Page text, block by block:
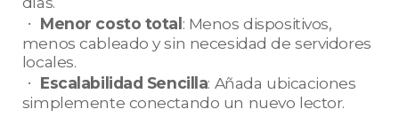
ㆍ Menor costo total : Menos dispositivos,
menos cableado y sin necesidad de servidores
locales.
ㆍ Escalabilidad Sencilla: Añada ubicaciones
simplemente conectando un nuevo lector.